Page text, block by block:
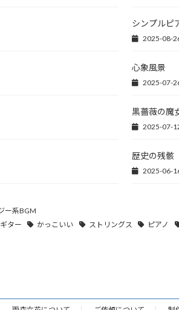
シンプルピ
2025-08-
心象風景
2025-07-
黒薔薇の魔
2025-07-
歴史の残骸
2025-06-
ー系BGM
ター かっこいい ストリングス ピアノ